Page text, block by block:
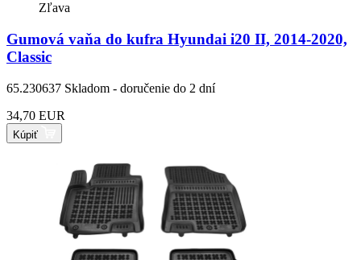
Zľava
Gumová vaňa do kufra Hyundai i20 II, 2014-2020,
Classic
65.230637 Skladom - doručenie do 2 dní
34,70 EUR
Kúpiť